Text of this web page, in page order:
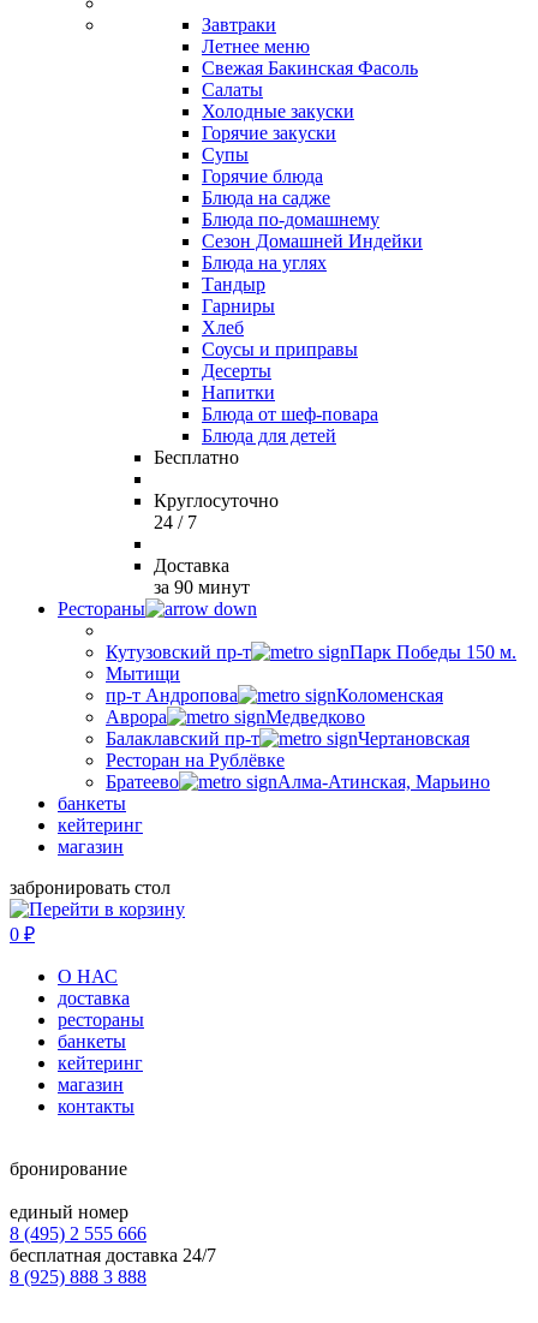
Завтраки
Летнее меню
Свежая Бакинская Фасоль
Салаты
Холодные закуски
Горячие закуски
Супы
Горячие блюда
Блюда на садже
Блюда по-домашнему
Сезон Домашней Индейки
Блюда на углях
Тандыр
Гарниры
Хлеб
Соусы и приправы
Десерты
Напитки
Блюда от шеф-повара
Блюда для детей
Бесплатно
Круглосуточно
24 / 7
Доставка
за 90 минут
Рестораны
Кутузовский пр-т
Парк Победы 150 м.
Мытищи
пр-т Андропова
Коломенская
Аврора
Медведково
Балаклавский пр-т
Чертановская
Ресторан на Рублёвке
Братеево
Алма-Атинская, Марьино
банкеты
кейтеринг
магазин
забронировать стол
0 ₽
О НАС
доставка
рестораны
банкеты
кейтеринг
магазин
контакты
бронирование
единый номер
8 (495) 2 555 666
бесплатная доставка 24/7
8 (925) 888 3 888